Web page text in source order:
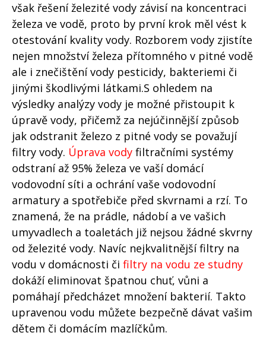
však řešení železité vody závisí na koncentraci
železa ve vodě, proto by první krok měl vést k
otestování kvality vody. Rozborem vody zjistíte
nejen množství železa přítomného v pitné vodě
ale i znečištění vody pesticidy, bakteriemi či
jinými škodlivými látkami.S ohledem na
výsledky analýzy vody je možné přistoupit k
úpravě vody, přičemž za nejúčinnější způsob
jak odstranit železo z pitné vody se považují
filtry vody. Úprava vody filtračními systémy
odstraní až 95% železa ve vaší domácí
vodovodní síti a ochrání vaše vodovodní
armatury a spotřebiče před skvrnami a rzí. To
znamená, že na prádle, nádobí a ve vašich
umyvadlech a toaletách již nejsou žádné skvrny
od železité vody. Navíc nejkvalitnější filtry na
vodu v domácnosti či filtry na vodu ze studny
dokáží eliminovat špatnou chuť, vůni a
pomáhají předcházet množení bakterií. Takto
upravenou vodu můžete bezpečně dávat vašim
dětem či domácím mazlíčkům.